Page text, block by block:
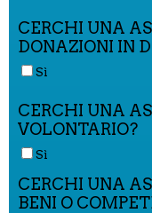
CERCHI UNA
DONAZIONI IN
Sì
CERCHI UNA
VOLONTARIO?
Sì
CERCHI UNA
BENI O